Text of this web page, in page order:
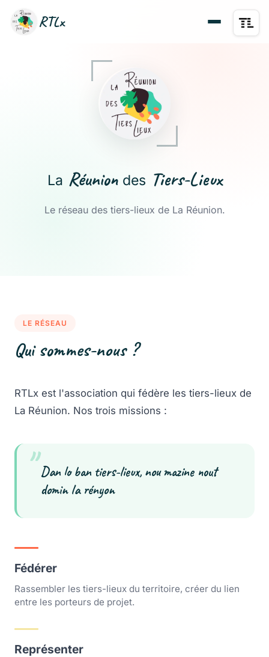
RTLx
La Réunion des Tiers-Lieux
Le réseau des tiers-lieux de La Réunion.
LE RÉSEAU
Qui sommes-nous ?
RTLx est l'association qui fédère les tiers-lieux de
La Réunion. Nos trois missions :
" Dan lo ban tiers-lieux, nou mazine nout
domin la rényon
Fédérer
Rassembler les tiers-lieux du territoire, créer du lien
entre les porteurs de projet.
Représenter